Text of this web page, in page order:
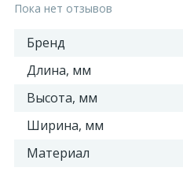
Пока нет отзывов
Бренд
Длина, мм
Высота, мм
Ширина, мм
Материал